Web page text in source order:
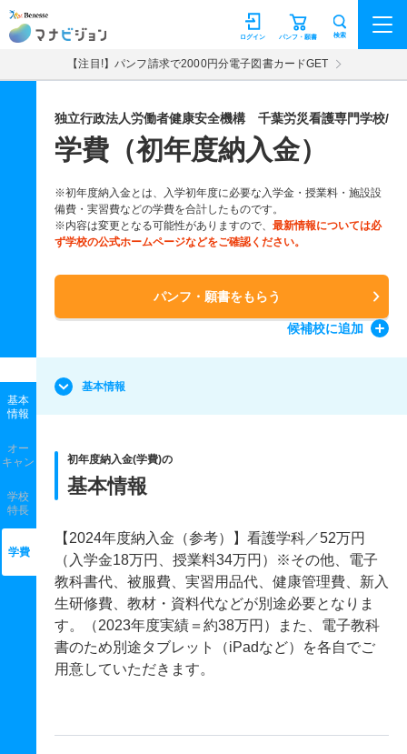
マナビジョン パンフ・願書
ログイン 検索
【注目!】パンフ請求で2000円分電子図書カードGET
独立行政法人労働者健康安全機構 千葉労災看護専門学校/
学費（初年度納入金）
※初年度納入金とは、入学初年度に必要な入学金・授業料・施設設
備費・実習費などの学費を合計したものです。
※内容は変更となる可能性がありますので、 最新情報については必
ず学校の公式ホームページなどをご確認ください。
パンフ・願書をもらう
候補校に追加
基本
情報
オー
キャン
学校
特長
学費
基本情報
初年度納入金(学費)の
基本情報
【2024年度納入金（参考）】看護学科／52万円
（入学金18万円、授業料34万円）※その他、電子
教科書代、被服費、実習用品代、健康管理費、新入
生研修費、教材・資料代などが別途必要となりま
す。（2023年度実績＝約38万円）また、電子教科
書のため別途タブレット（iPadなど）を各自でご
用意していただきます。